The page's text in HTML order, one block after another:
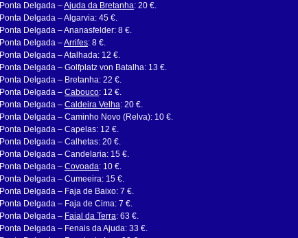
Ponta Delgada –Ajuda da Bretanha: 20 €.
Ponta Delgada – Algarvia: 45 €.
Ponta Delgada – Ananasfelder: 8 €.
Ponta Delgada –Arrifes: 8 €.
Ponta Delgada – Atalhada: 12 €.
Ponta Delgada – Golfplatz von Batalha: 13 €.
Ponta Delgada – Bretanha: 22 €.
Ponta Delgada – Cabouco: 12 €.
Ponta Delgada – Caldeira Velha: 20 €.
Ponta Delgada – Caminho Novo (Relva): 10 €.
Ponta Delgada – Capelas: 12 €.
Ponta Delgada – Calhetas: 20 €.
Ponta Delgada – Candelaria: 15 €.
Ponta Delgada – Covoada: 10 €.
Ponta Delgada – Cumeeira: 15 €.
Ponta Delgada – Faja de Baixo: 7 €.
Ponta Delgada – Faja de Cima: 7 €.
Ponta Delgada – Faial da Terra: 63 €.
Ponta Delgada – Fenais da Ajuda: 33 €.